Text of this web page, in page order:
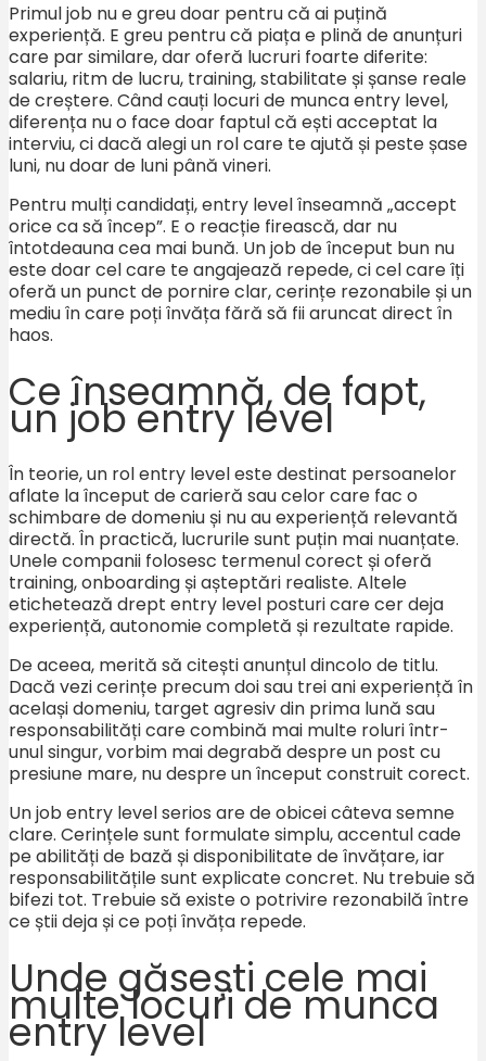
Primul job nu e greu doar pentru că ai puțină
experiență. E greu pentru că piața e plină de anunțuri
care par similare, dar oferă lucruri foarte diferite:
salariu, ritm de lucru, training, stabilitate și șanse reale
de creștere. Când cauți locuri de munca entry level,
diferența nu o face doar faptul că ești acceptat la
interviu, ci dacă alegi un rol care te ajută și peste șase
luni, nu doar de luni până vineri.
Pentru mulți candidați, entry level înseamnă „accept
orice ca să încep”. E o reacție firească, dar nu
întotdeauna cea mai bună. Un job de început bun nu
este doar cel care te angajează repede, ci cel care îți
oferă un punct de pornire clar, cerințe rezonabile și un
mediu în care poți învăța fără să fii aruncat direct în
haos.
Ce înseamnă, de fapt,
un job entry level
În teorie, un rol entry level este destinat persoanelor
aflate la început de carieră sau celor care fac o
schimbare de domeniu și nu au experiență relevantă
directă. În practică, lucrurile sunt puțin mai nuanțate.
Unele companii folosesc termenul corect și oferă
training, onboarding și așteptări realiste. Altele
etichetează drept entry level posturi care cer deja
experiență, autonomie completă și rezultate rapide.
De aceea, merită să citești anunțul dincolo de titlu.
Dacă vezi cerințe precum doi sau trei ani experiență în
același domeniu, target agresiv din prima lună sau
responsabilități care combină mai multe roluri într-
unul singur, vorbim mai degrabă despre un post cu
presiune mare, nu despre un început construit corect.
Un job entry level serios are de obicei câteva semne
clare. Cerințele sunt formulate simplu, accentul cade
pe abilități de bază și disponibilitate de învățare, iar
responsabilitățile sunt explicate concret. Nu trebuie să
bifezi tot. Trebuie să existe o potrivire rezonabilă între
ce știi deja și ce poți învăța repede.
Unde găsești cele mai
multe locuri de munca
entry level